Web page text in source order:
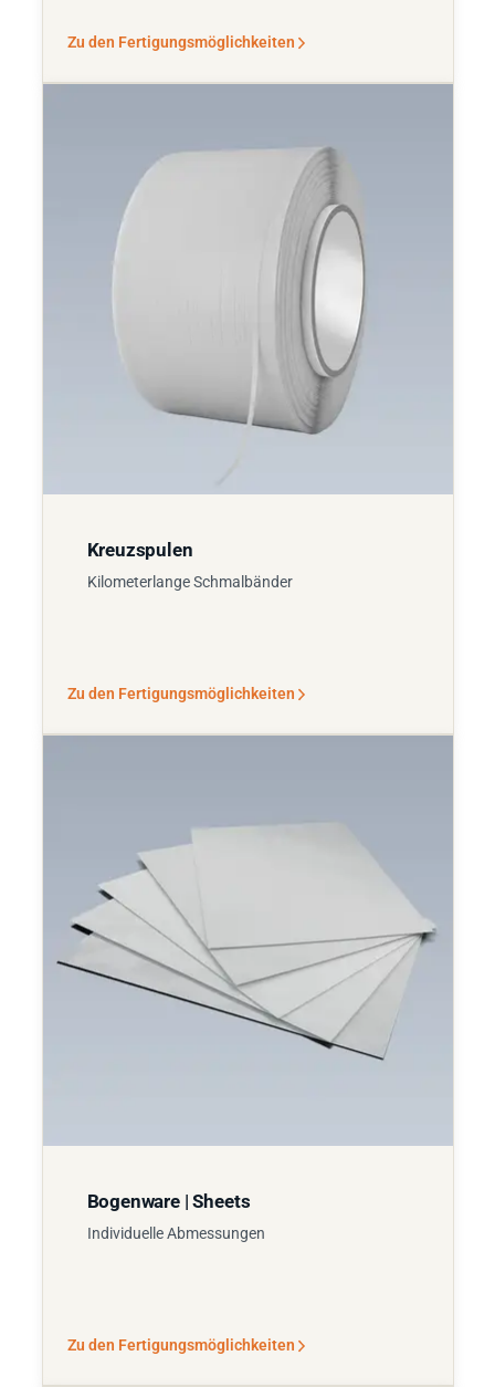
Zu den Fertigungsmöglichkeiten
Kreuzspulen
Kilometerlange Schmalbänder
Zu den Fertigungsmöglichkeiten
Bogenware | Sheets
Individuelle Abmessungen
Zu den Fertigungsmöglichkeiten